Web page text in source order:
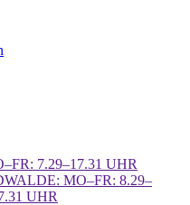
7.29–17.31 UHR
MO–FR: 8.29–
UHR